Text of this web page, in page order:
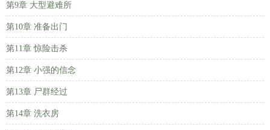
第9章 大型避难所
第10章 准备出门
第11章 惊险击杀
第12章 小强的信念
第13章 尸群经过
第14章 洗衣房